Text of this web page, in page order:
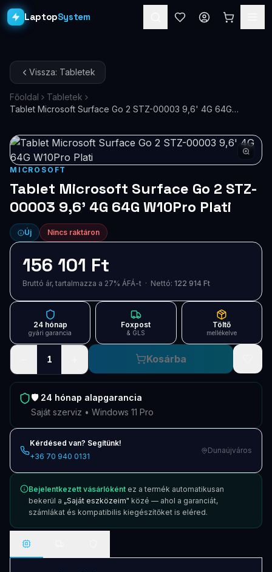
LaptopSystem
Asztali PC-k
Workstation PRO
Monitorok
Dokkolók
Kiegészítők
Akciók
Blog
Támogatás
Új termékek
Keresés
Vissza: Tabletek
Főoldal
Tabletek
Tablet Microsoft Surface Go 2 STZ-00003 9,6' 4G 64G
MICROSOFT
Tablet Microsoft Surface Go 2 STZ-
00003 9,6' 4G 64G W10Pro Plati
Új Nincs raktáron
156 101 Ft
Bruttó ár, tartalmazza a 27% ÁFÁ-t · Nettó: 122 914 Ft
24 hónap
gyári garancia
Foxpost
& GLS
Töltő
mellékelve
1 Kosárba
🛡️ 24 hónap alapgarancia
Saját szerviz • Windows 11 Pro
Kérdésed van? Segítünk!
+36 70 940 0131
Dunaújváros
Bejelentkezett vásárlóként ez a termék automatikusan
bekerül a „Saját eszközeim" közé — ahol a garanciát,
számlákat és kompatibilis kiegészítőket is eléred.